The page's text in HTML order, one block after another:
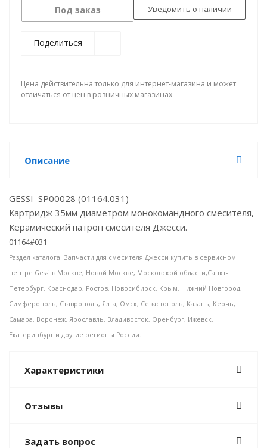
Под заказ Уведомить о наличии
Поделиться
Цена действительна только для интернет-магазина и может
отличаться от цен в розничных магазинах
Описание
GESSI SP00028 (01164.031)
Картридж 35мм диаметром монокомандного смесителя,
Керамический патрон смесителя Джесси.
01164#031
Раздел каталога: Запчасти для смесителя Джесси купить в сервисном
центре Gessi в Москве, Новой Москве, Московской области,Санкт-
Петербург, Краснодар, Ростов, Новосибирск, Крым, Нижний Новгород,
Симферополь, Ставрополь, Ялта, Омск, Севастополь, Казань, Керчь,
Самара, Воронеж, Ярославль, Владивосток, Оренбург, Ижевск,
Екатеринбург и другие регионы России.
Характеристики
Отзывы
Задать вопрос